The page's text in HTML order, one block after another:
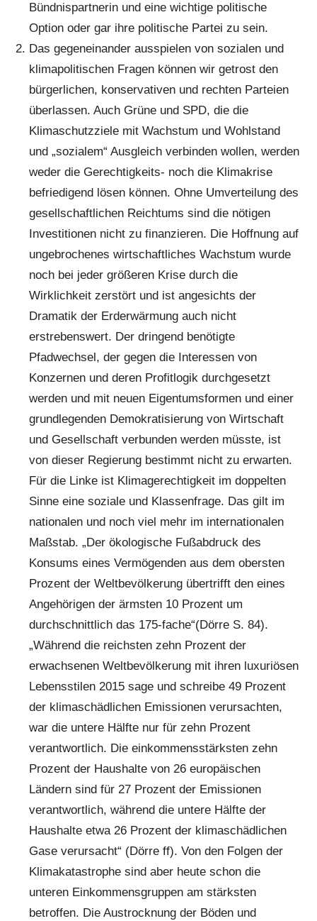
Bündnispartnerin und eine wichtige politische
Option oder gar ihre politische Partei zu sein.
Das gegeneinander ausspielen von sozialen und
klimapolitischen Fragen können wir getrost den
bürgerlichen, konservativen und rechten Parteien
überlassen. Auch Grüne und SPD, die die
Klimaschutzziele mit Wachstum und Wohlstand
und „sozialem“ Ausgleich verbinden wollen, werden
weder die Gerechtigkeits- noch die Klimakrise
befriedigend lösen können. Ohne Umverteilung des
gesellschaftlichen Reichtums sind die nötigen
Investitionen nicht zu finanzieren. Die Hoffnung auf
ungebrochenes wirtschaftliches Wachstum wurde
noch bei jeder größeren Krise durch die
Wirklichkeit zerstört und ist angesichts der
Dramatik der Erderwärmung auch nicht
erstrebenswert. Der dringend benötigte
Pfadwechsel, der gegen die Interessen von
Konzernen und deren Profitlogik durchgesetzt
werden und mit neuen Eigentumsformen und einer
grundlegenden Demokratisierung von Wirtschaft
und Gesellschaft verbunden werden müsste, ist
von dieser Regierung bestimmt nicht zu erwarten.
Für die Linke ist Klimagerechtigkeit im doppelten
Sinne eine soziale und Klassenfrage. Das gilt im
nationalen und noch viel mehr im internationalen
Maßstab. „Der ökologische Fußabdruck des
Konsums eines Vermögenden aus dem obersten
Prozent der Weltbevölkerung übertrifft den eines
Angehörigen der ärmsten 10 Prozent um
durchschnittlich das 175-fache“(Dörre S. 84).
„Während die reichsten zehn Prozent der
erwachsenen Weltbevölkerung mit ihren luxuriösen
Lebensstilen 2015 sage und schreibe 49 Prozent
der klimaschädlichen Emissionen verursachten,
war die untere Hälfte nur für zehn Prozent
verantwortlich. Die einkommensstärksten zehn
Prozent der Haushalte von 26 europäischen
Ländern sind für 27 Prozent der Emissionen
verantwortlich, während die untere Hälfte der
Haushalte etwa 26 Prozent der klimaschädlichen
Gase verursacht“ (Dörre ff). Von den Folgen der
Klimakatastrophe sind aber heute schon die
unteren Einkommensgruppen am stärksten
betroffen. Die Austrocknung der Böden und